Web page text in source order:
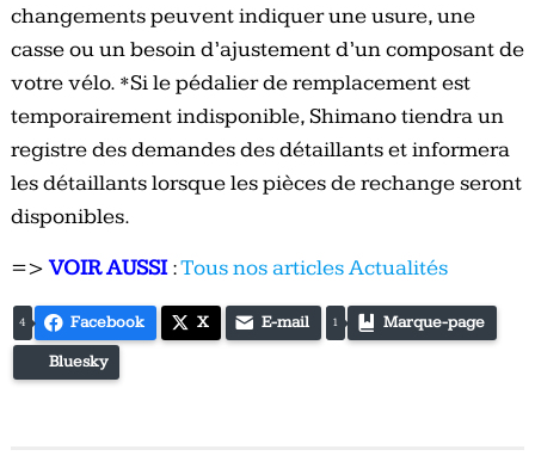
changements peuvent indiquer une usure, une
casse ou un besoin d’ajustement d’un composant de
votre vélo. *Si le pédalier de remplacement est
temporairement indisponible, Shimano tiendra un
registre des demandes des détaillants et informera
les détaillants lorsque les pièces de rechange seront
disponibles.
=>VOIR AUSSI :Tous nos articles Actualités
4 Facebook X E-mail 1 Marque-page
Bluesky